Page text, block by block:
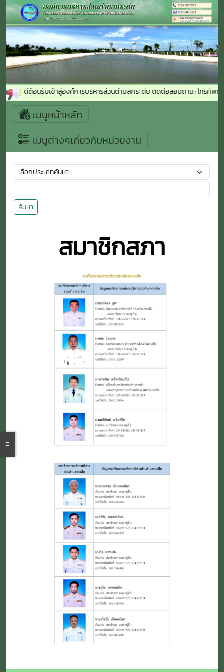
ยินดีต้อนรับเข้าสู่องค์การบริหารส่วนตำบลกระตีบ ติดต่อสอบถาม : โทรศัพท์ :
เมนูหน้าหลัก
เมนูต่างๆเกี่ยวกับหน่วยงาน
ค้นหา
สมาชิกสภา